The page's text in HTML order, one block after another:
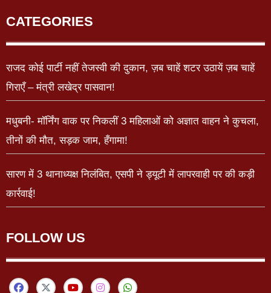
CATEGORIES
राजद कोई पार्टी नहीं तेजस्वी की दुकान, ज़ब चाहें शटर उठायें ज़ब चाहें
गिराएँ – मंत्री लखेद्र पासवान!
मधुबनी- मॉर्निंग वाक पर निकलीं 3 महिलाओं को अज्ञात वाहन ने कुचला,
तीनों की मौत, सड़क जाम, हँगामा!
सारण में 3 थानाध्यक्ष निलंबित, एसपी ने ड्यूटी में लापरवाही पर की कड़ी
कार्रवाई!
FOLLOW US